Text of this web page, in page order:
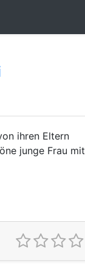
ihren Eltern
junge Frau mit